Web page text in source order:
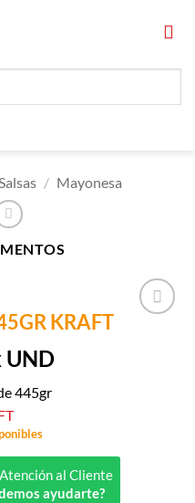
/ Mayonesa
KRAFT
445gr
al Cliente
ayudarte?